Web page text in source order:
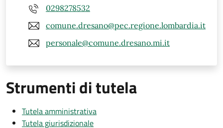
0298278532
comune.dresano@pec.regione.lombardia.it
personale@comune.dresano.mi.it
Strumenti di tutela
Tutela amministrativa
Tutela giurisdizionale